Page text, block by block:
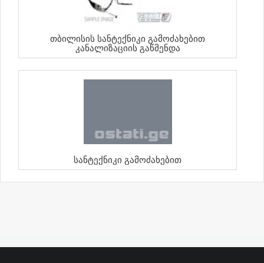
Თბილისის Სანტექნიკი Გამოძახებით
Კანალიზაციის Გაწმენდა
Სანტექნიკი Გამოძახებით